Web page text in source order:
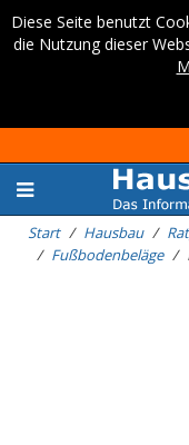
Diese Seite benutzt
die Nutzung dieser
Start Hausbau
Fußbodenbeläge